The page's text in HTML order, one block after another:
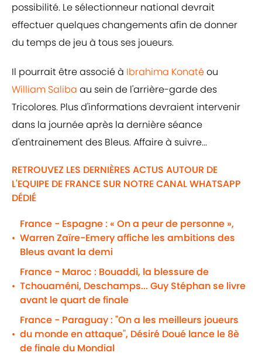
possibilité. Le sélectionneur national devrait
effectuer quelques changements afin de donner
du temps de jeu à tous ses joueurs.
Il pourrait être associé à Ibrahima Konatéou
William Saliba au sein de l'arrière-garde des
Tricolores. Plus d'informations devraient intervenir
dans la journée après la dernière séance
d'entrainement des Bleus. Affaire à suivre...
RETROUVEZ LES DERNIÈRES ACTUS AUTOUR DE
L'EQUIPE DE FRANCE SUR NOTRE CANAL WHATSAPP
DÉDIÉ
•
France - Espagne : « On a peur de personne »,
Warren Zaïre-Emery affiche les ambitions des
Bleus avant la demi
•
France - Maroc : Bouaddi, la blessure de
Tchouaméni, Deschamps... Guy Stéphan se livre
avant le quart de finale
•
France - Paraguay : "On a les meilleurs joueurs
du monde en attaque", Désiré Doué lance le 8è
de finale du Mondial